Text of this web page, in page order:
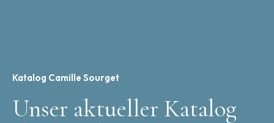
Katalog Camille Sourget
Unser aktueller Katalog